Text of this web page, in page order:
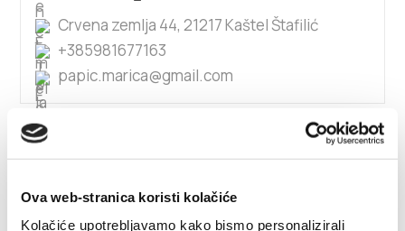
Ova web-stranica koristi kolačiće
Kolačiće upotrebljavamo kako bismo personalizirali
Crvena zemlja 44, 21217 Kaštel Štafilić
+385981677163
papic.marica@gmail.com
1/2
Mara Renić